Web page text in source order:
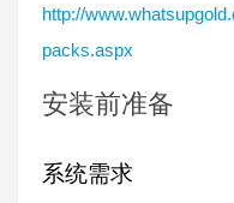
http://
packs.aspx
安装前准备
系统需求